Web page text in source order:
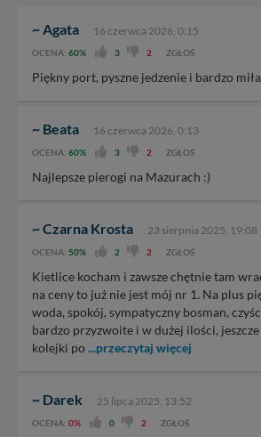
~ Agata 16 czerwca 2026, 0:15
OCENA: 60% 3 2 ZGŁOŚ
Piękny port, pyszne jedzenie i bardzo miła
~ Beata 16 czerwca 2026, 0:13
OCENA: 60% 3 2 ZGŁOŚ
Najlepsze pierogi na Mazurach :)
~ Czarna Krosta 23 sierpnia 2025, 19:08
OCENA: 50% 2 2 ZGŁOŚ
Kietlice kocham i zawsze chętnie tam
na ceny to już nie jest mój nr 1. Na plus
woda, spokój, sympatyczny bosman,
bardzo przyzwoite i w dużej ilości,
kolejki po ...przeczytaj więcej
~ Darek 25 lipca 2025, 13:52
OCENA: 0% 0 2 ZGŁOŚ